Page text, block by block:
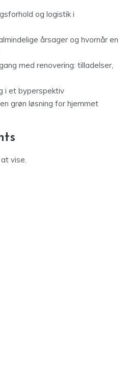
og logistik i
årsager og hvornår en
med renovering: tilladelser,
i et byperspektiv
grøn løsning for hjemmet
vise.